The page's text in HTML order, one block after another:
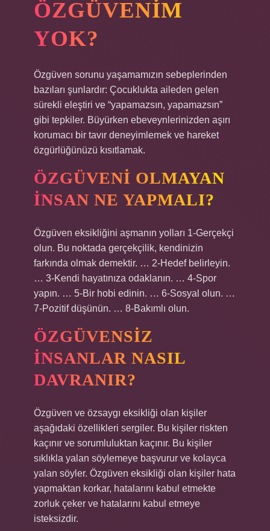
ÖZGÜVENIM
YOK?
Özgüven sorunu yaşamamızın sebeplerinden
bazıları şunlardır: Çocuklukta aileden gelen
sürekli eleştiri ve “yapamazsın, yapamazsın”
gibi tepkiler. Büyürken ebeveynlerinizden aşırı
korumacı bir tavır deneyimlemek ve hareket
özgürlüğünüzü kısıtlamak.
ÖZGÜVENI OLMAYAN
INSAN NE YAPMALI?
Özgüven eksikliğini aşmanın yolları 1-Gerçekçi
olun. Bu noktada gerçekçilik, kendinizin
farkında olmak demektir. … 2-Hedef belirleyin.
… 3-Kendi hayatınıza odaklanın. … 4-Spor
yapın. … 5-Bir hobi edinin. … 6-Sosyal olun. …
7-Pozitif düşünün. … 8-Bakımlı olun.
ÖZGÜVENSIZ
INSANLAR NASIL
DAVRANIR?
Özgüven ve özsaygı eksikliği olan kişiler
aşağıdaki özellikleri sergiler. Bu kişiler riskten
kaçınır ve sorumluluktan kaçınır. Bu kişiler
sıklıkla yalan söylemeye başvurur ve kolayca
yalan söyler. Özgüven eksikliği olan kişiler hata
yapmaktan korkar, hatalarını kabul etmekte
zorluk çeker ve hatalarını kabul etmeye
isteksizdir.